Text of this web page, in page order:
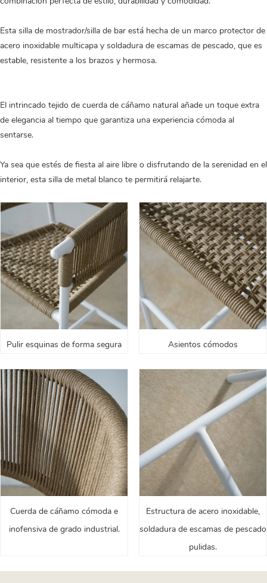
Esta silla de mostrador/silla de bar está hecha de un marco protector de
acero inoxidable multicapa y soldadura de escamas de pescado, que es
estable, resistente a los brazos y hermosa.
El intrincado tejido de cuerda de cáñamo natural añade un toque extra
de elegancia al tiempo que garantiza una experiencia cómoda al
sentarse.
Ya sea que estés de fiesta al aire libre o disfrutando de la serenidad en el
interior, esta silla de metal blanco te permitirá relajarte.
Pulir esquinas de forma segura Asientos cómodos
Cuerda de cáñamo cómoda e
inofensiva de grado industrial.
Estructura de acero inoxidable,
soldadura de escamas de pescado
pulidas.